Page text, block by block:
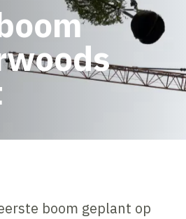
boom geplant op